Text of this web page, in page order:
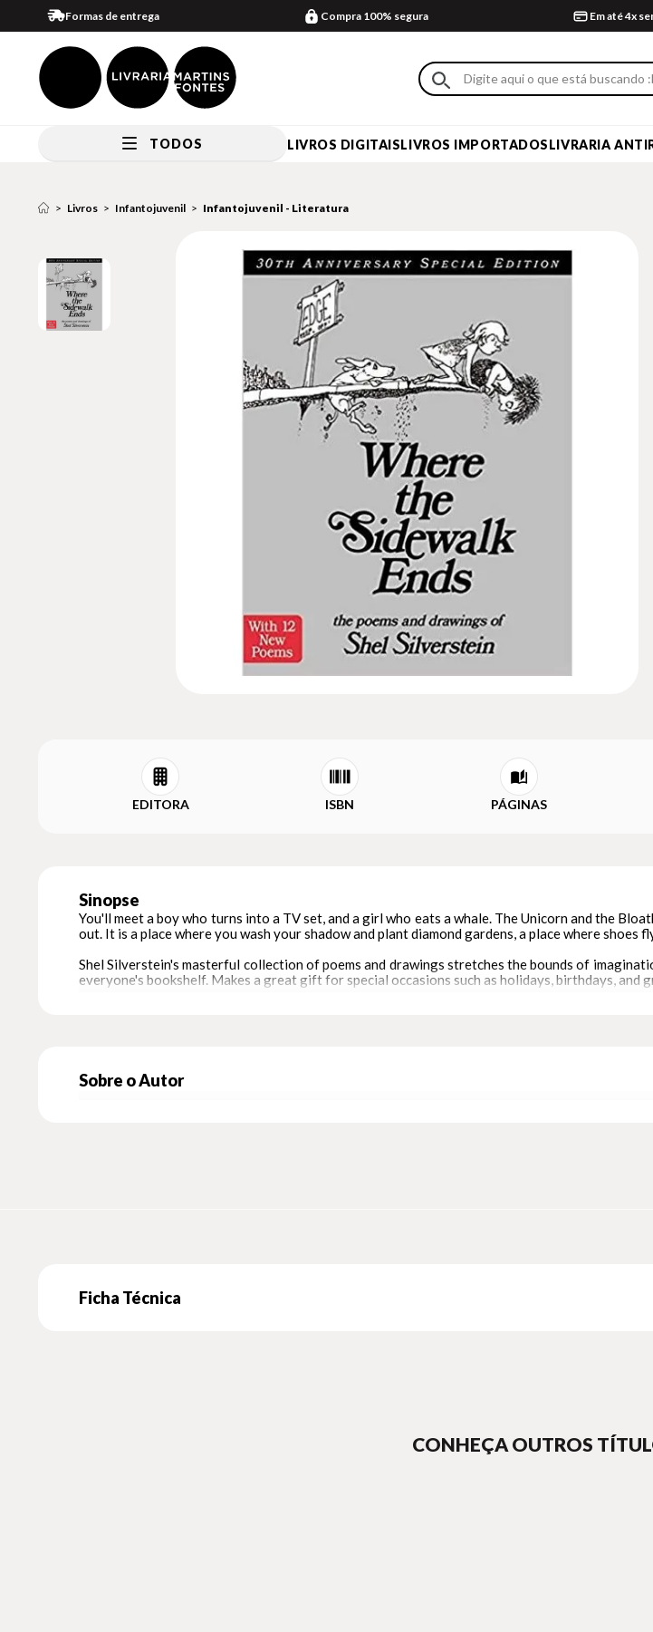
Formas de entrega Compra 100% segura Em até 4x
TODOS LIVROS DIGITAISLIVROS IMPORTADOSLIVRARIA
Livros Infantojuvenil Infantojuvenil - Literatura
EDITORA ISBN PÁGINAS
Sinopse
You'll meet a boy who turns into a TV set, and a girl who eats a whale. The Unicorn and the
out. It is a place where you wash your shadow and plant diamond gardens, a place where
Shel Silverstein's masterful collection of poems and drawings stretches the bounds of
everyone's bookshelf. Makes a great gift for special occasions such as holidays, birthdays, and
Sobre o Autor
Ficha Técnica
CONHEÇA OUTROS